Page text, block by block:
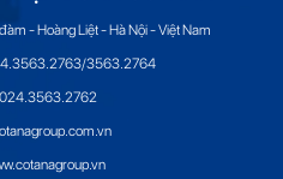
- Hoàng Liệt - Hà Nội - Việt Nam
3563.2764